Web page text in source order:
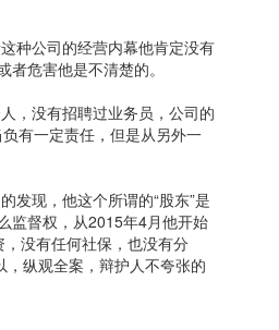
种公司的经营内幕他肯定没有
危害他是不清楚的。
，没有招聘过业务员，公司的
有一定责任，但是从另外一
发现，他这个所谓的“股东”是
监督权，从2015年4月他开始
没有任何社保，也没有分
纵观全案，辩护人不夸张的